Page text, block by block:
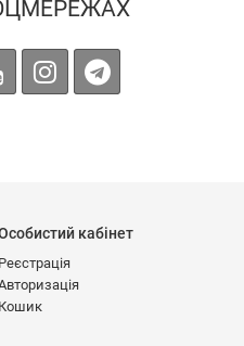
кабінет
Реєстрація
Кошик